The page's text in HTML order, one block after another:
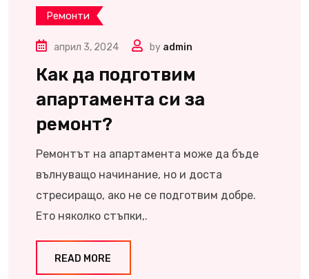
Ремонти
април 3, 2024 by admin
Как да подготвим
апартамента си за
ремонт?
Ремонтът на апартамента може да бъде
вълнуващо начинание, но и доста
стресиращо, ако не се подготвим добре.
Ето няколко стъпки,.
READ MORE